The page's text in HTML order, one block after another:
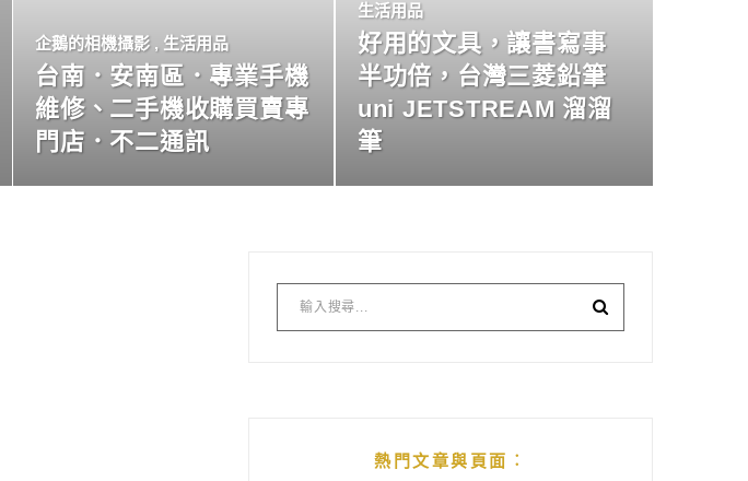
企鵝的相機攝影 , 生活用品
台南．安南區．專業手機
維修、二手機收購買賣專
門店．不二通訊
生活用品
好用的文具，讓書寫事
半功倍，台灣三菱鉛筆
uni JETSTREAM 溜溜
筆
熱門文章與頁面︰